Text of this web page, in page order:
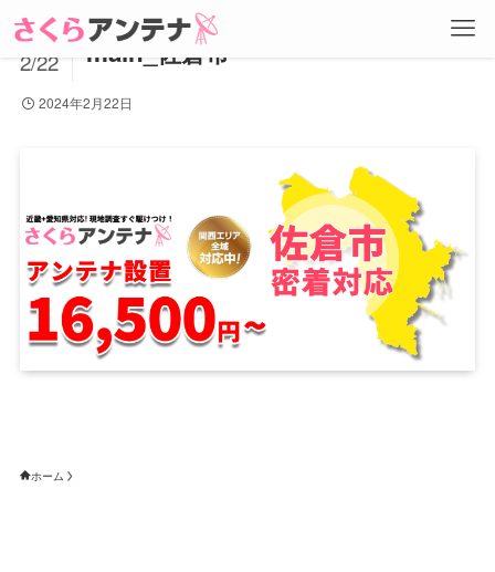
main_佐倉市
2024
2/22
2024年2月22日
ホーム